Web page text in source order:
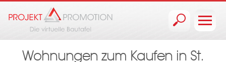
Wohnungen zum Kaufen in St.